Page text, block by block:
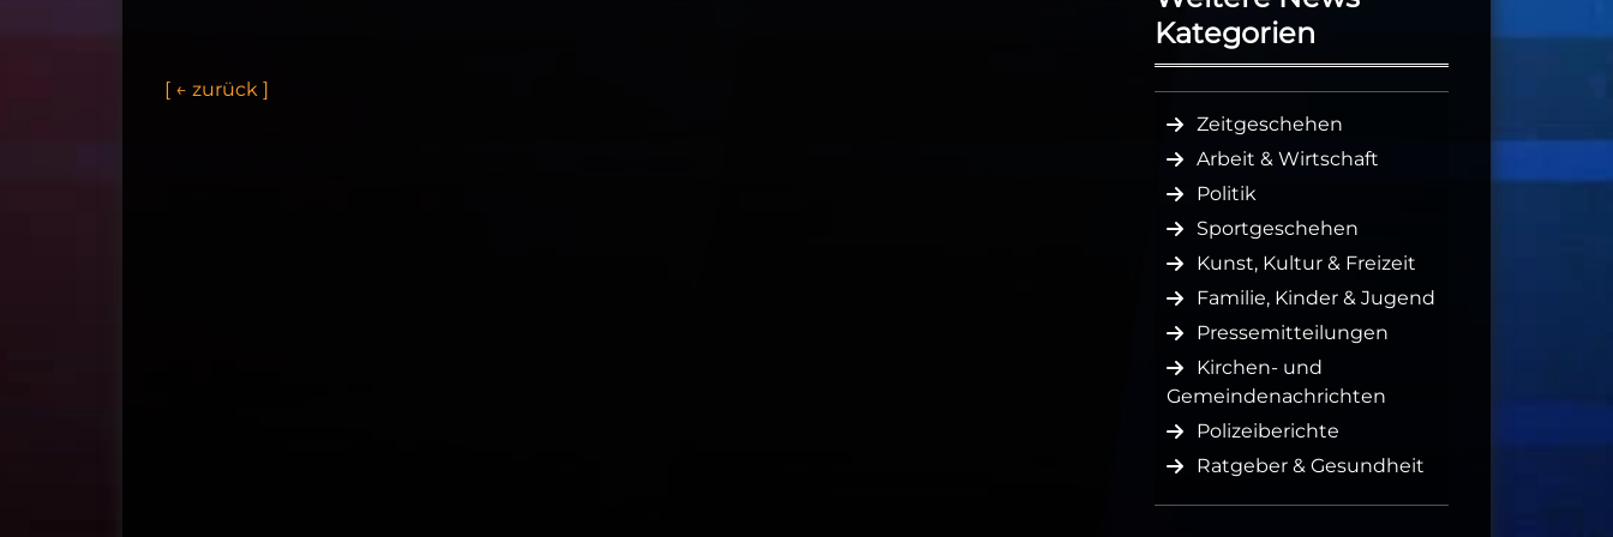
[ ← zurück ]
Kategorien
Zeitgeschehen
Arbeit & Wirtschaft
Politik
Sportgeschehen
Kunst, Kultur & Freizeit
Familie, Kinder & Jugend
Pressemitteilungen
Kirchen- und
Gemeindenachrichten
Polizeiberichte
Ratgeber & Gesundheit